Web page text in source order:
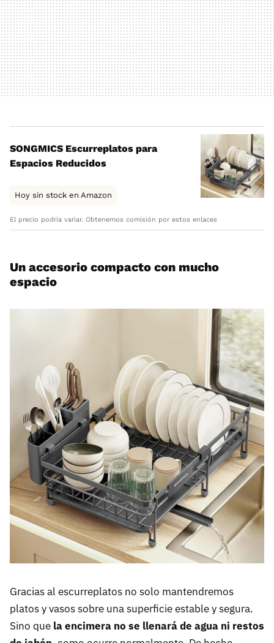
SONGMICS Escurreplatos para
Espacios Reducidos
Hoy sin stock en Amazon
El precio podría variar. Obtenemos comisión por estos enlaces
Un accesorio compacto con mucho
espacio
Gracias al escurreplatos no solo mantendremos
platos y vasos sobre una superficie estable y segura.
Sino que la encimera no se llenará de agua ni restos